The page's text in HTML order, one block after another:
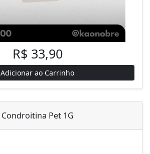
R$ 33,90
Adicionar ao Carrinho
Condroitina Pet 1G